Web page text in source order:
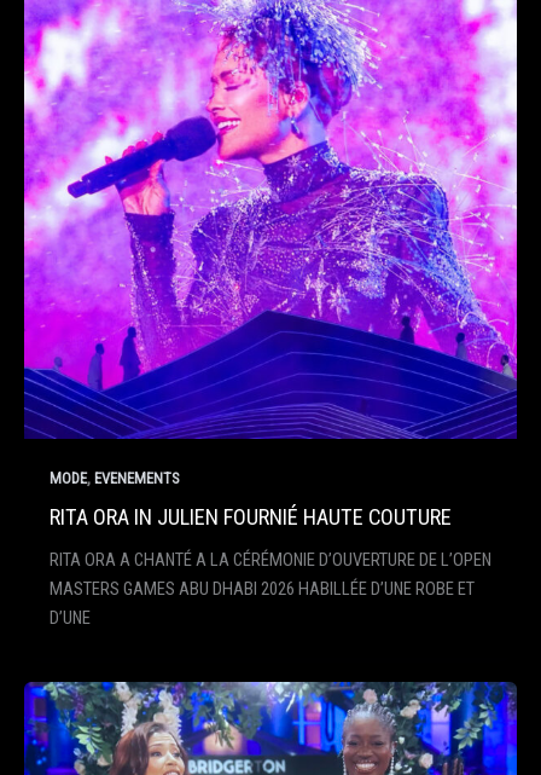
MODE, EVENEMENTS
RITA ORA IN JULIEN FOURNIÉ HAUTE COUTURE
RITA ORA A CHANTÉ A LA CÉRÉMONIE D’OUVERTURE DE L’OPEN
MASTERS GAMES ABU DHABI 2026 HABILLÉE D’UNE ROBE ET
D’UNE